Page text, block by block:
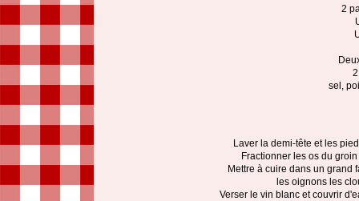
2
sel,
Laver la demi-tête et les
Fractionner les os du
Mettre à cuire dans un grand
les oignons les
Verser le vin blanc et couvrir